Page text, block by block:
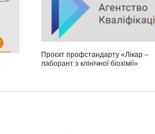
Проєкт профстандарту «Лікар –
лаборант з клінічної біохімії»